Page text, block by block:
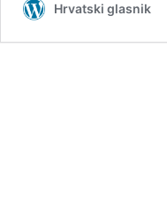
Hrvatski glasnik